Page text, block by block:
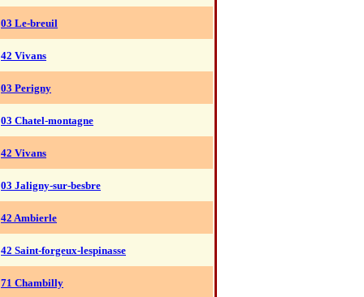
03 Le-breuil
42 Vivans
03 Perigny
03 Chatel-montagne
42 Vivans
03 Jaligny-sur-besbre
42 Ambierle
42 Saint-forgeux-lespinasse
71 Chambilly